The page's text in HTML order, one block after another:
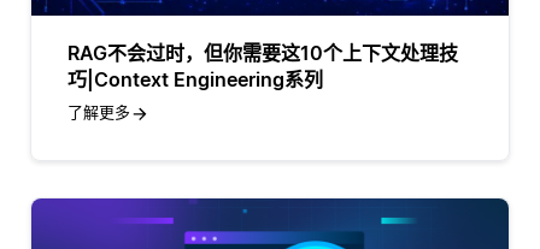
RAG不会过时，但你需要这10个上下文处理技
巧|Context Engineering系列
了解更多